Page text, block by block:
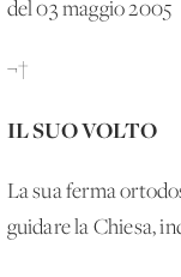
del 03 maggio 2005
¬†
IL SUO VOLTO
La sua ferma
guidare la Chiesa,